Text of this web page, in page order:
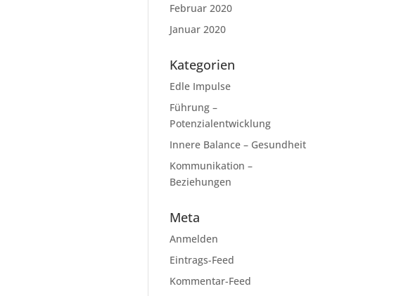
Februar 2020
Januar 2020
Kategorien
Edle Impulse
Führung –
Potenzialentwicklung
Innere Balance – Gesundheit
Kommunikation –
Beziehungen
Meta
Anmelden
Eintrags-Feed
Kommentar-Feed